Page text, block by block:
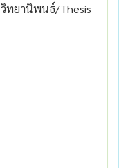
วิทยานิพนธ์/Thesis